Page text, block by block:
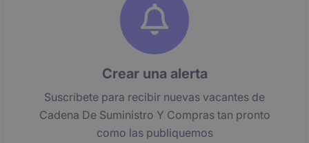
Crear una alerta
Suscríbete para recibir nuevas vacantes de
Cadena De Suministro Y Compras tan pronto
como las publiquemos